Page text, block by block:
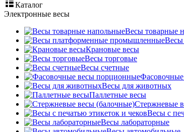
Каталог
Электронные весы
Весы товарные
Крановые весы
Весы торговые
Весы счетные
Весы для животных
Паллетные весы
Стержневые
Весы c
Весы лабораторные